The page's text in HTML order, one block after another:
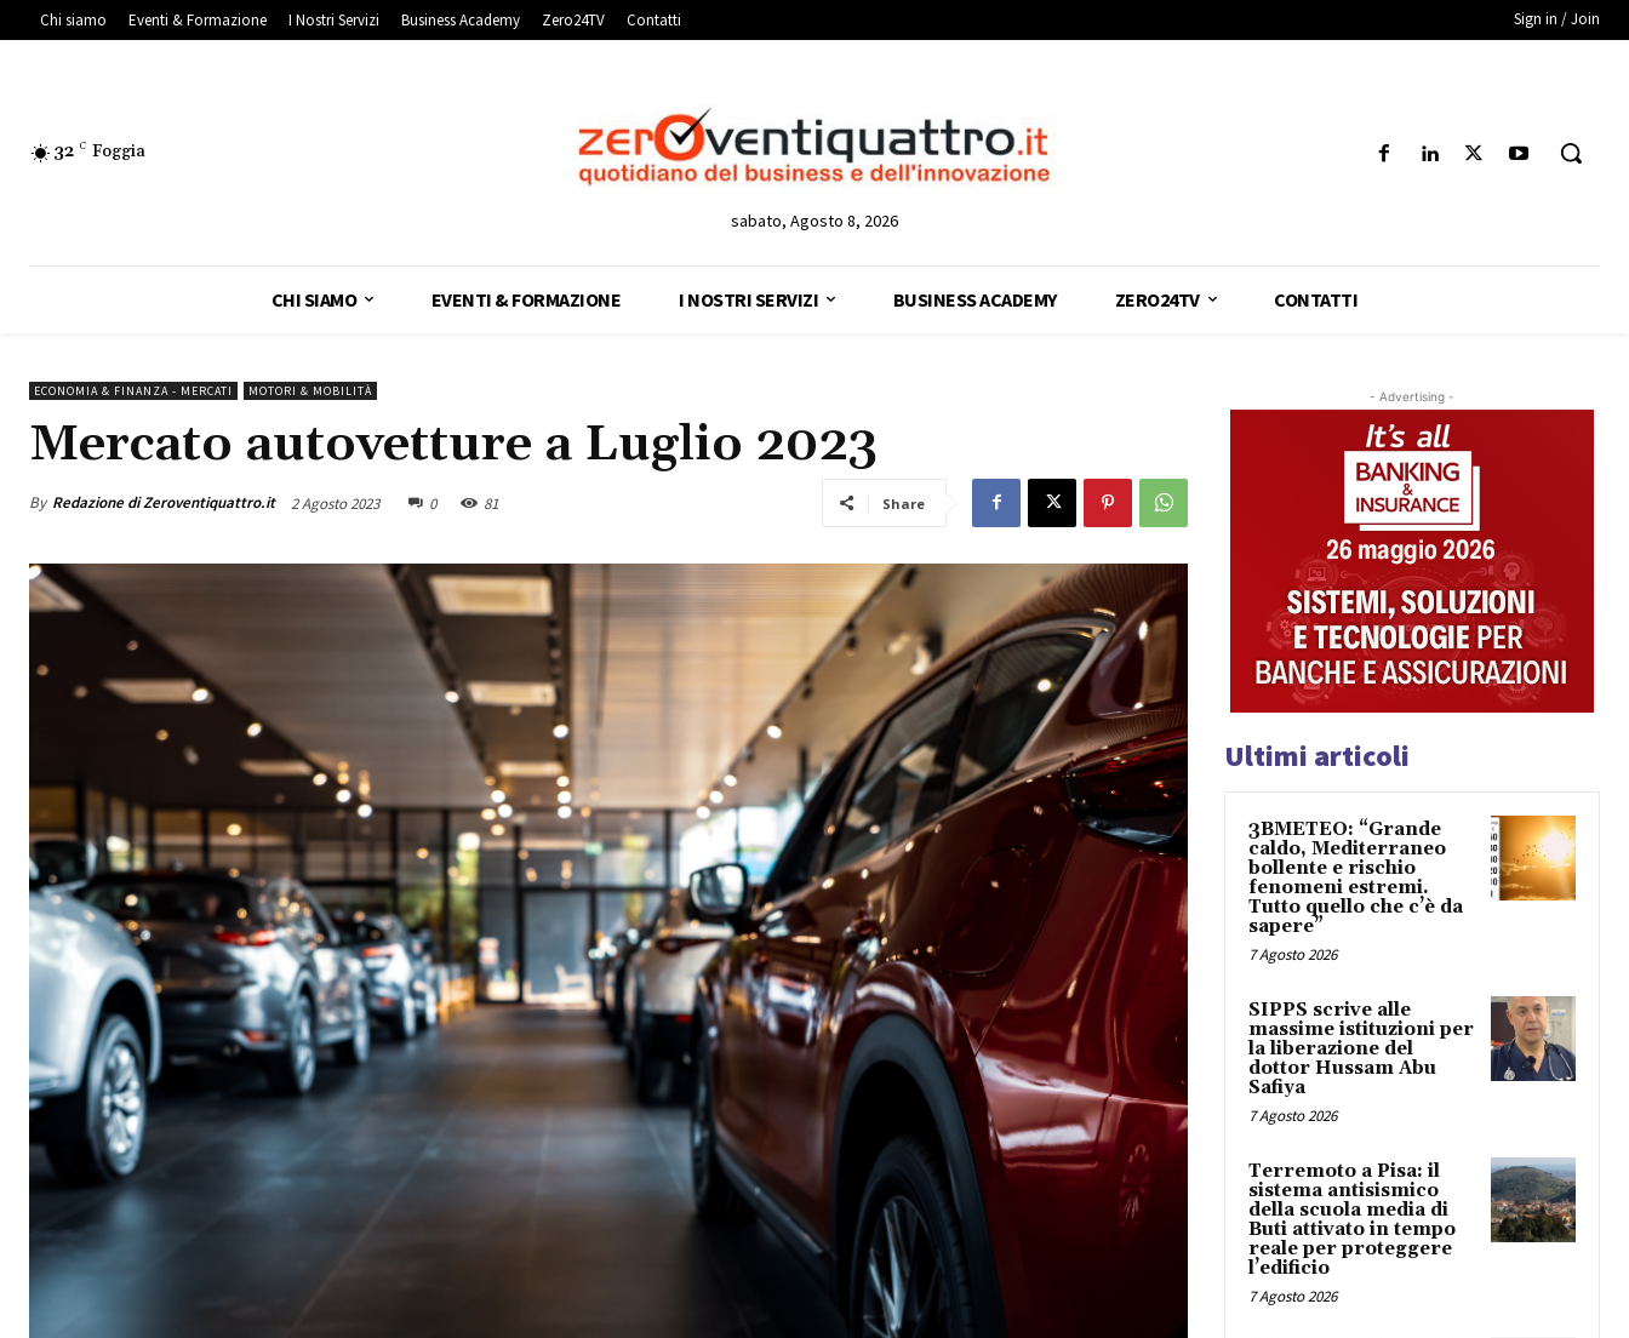
Chi siamo Eventi & Formazione I Nostri Servizi Business Academy Zero24TV Contatti Sign in / Join
32 C Foggia
sabato, Agosto 8, 2026
CHI SIAMO EVENTI & FORMAZIONE I NOSTRI SERVIZI BUSINESS ACADEMY ZERO24TV CONTATTI
ECONOMIA & FINANZA - MERCATI MOTORI & MOBILITÀ
Mercato autovetture a Luglio 2023
By Redazione di Zeroventiquattro.it 2 Agosto 2023 0 81 Share
- Advertising -
Ultimi articoli
3BMETEO: “Grande
caldo, Mediterraneo
bollente e rischio
fenomeni estremi.
Tutto quello che c’è da
sapere”
7 Agosto 2026
SIPPS scrive alle
massime istituzioni per
la liberazione del
dottor Hussam Abu
Safiya
7 Agosto 2026
Terremoto a Pisa: il
sistema antisismico
della scuola media di
Buti attivato in tempo
reale per proteggere
l’edificio
7 Agosto 2026